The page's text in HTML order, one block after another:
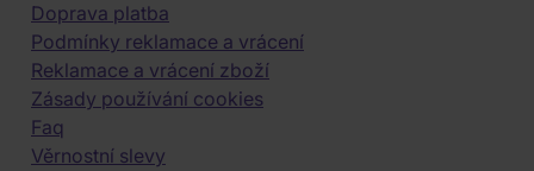
Doprava platba
Podmínky reklamace a vrácení
Reklamace a vrácení zboží
Zásady používání cookies
Faq
Věrnostní slevy